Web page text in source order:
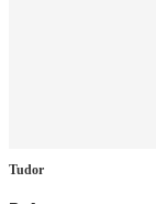
Tudor